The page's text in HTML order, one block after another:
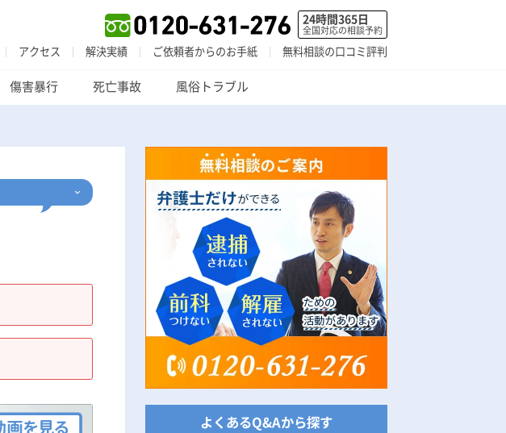
24時間365日
全国対応の相談予約
アクセス 解決実績 ご依頼者からのお手紙 無料相談の口コミ評判
傷害暴行 死亡事故 風俗トラブル
よくあるQ&Aから探す